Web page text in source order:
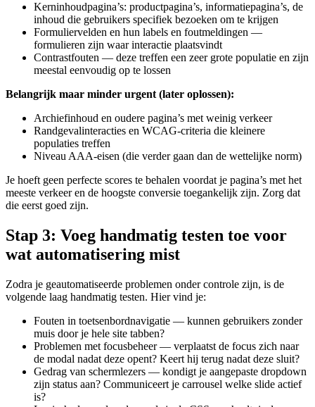
Kerninhoudpagina’s: productpagina’s, informatiepagina’s, de
inhoud die gebruikers specifiek bezoeken om te krijgen
Formuliervelden en hun labels en foutmeldingen —
formulieren zijn waar interactie plaatsvindt
Contrastfouten — deze treffen een zeer grote populatie en zijn
meestal eenvoudig op te lossen
Belangrijk maar minder urgent (later oplossen):
Archiefinhoud en oudere pagina’s met weinig verkeer
Randgevalinteracties en WCAG-criteria die kleinere
populaties treffen
Niveau AAA-eisen (die verder gaan dan de wettelijke norm)
Je hoeft geen perfecte scores te behalen voordat je pagina’s met het
meeste verkeer en de hoogste conversie toegankelijk zijn. Zorg dat
die eerst goed zijn.
Stap 3: Voeg handmatig testen toe voor
wat automatisering mist
Zodra je geautomatiseerde problemen onder controle zijn, is de
volgende laag handmatig testen. Hier vind je:
Fouten in toetsenbordnavigatie — kunnen gebruikers zonder
muis door je hele site tabben?
Problemen met focusbeheer — verplaatst de focus zich naar
de modal nadat deze opent? Keert hij terug nadat deze sluit?
Gedrag van schermlezers — kondigt je aangepaste dropdown
zijn status aan? Communiceert je carrousel welke slide actief
is?